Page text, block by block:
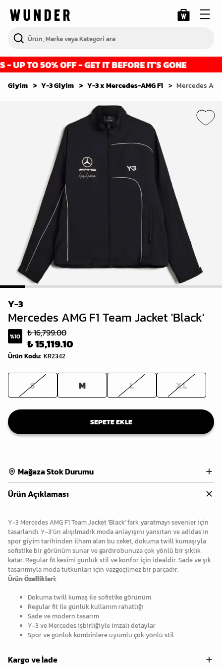
TO 50% OFF - GET IT BEFORE IT'S GONE
Giyim Y-3 Giyim Y-3 x Mercedes-AMG F1 Mercedes
1 2 3 4 5 6 7 8 9
Y-3
Mercedes AMG F1 Team Jacket 'Black'
%10 ₺ 16,799.00
₺ 15,119.10
Ürün Kodu: KR2342
S M L XL
SEPETE EKLE
Mağaza Stok Durumu
Ürün Açıklaması
Y-3 Mercedes AMG F1 Team Jacket 'Black' fark yaratmayı sevenler için
tasarlandı. Y-3’ün alışılmadık moda anlayışını yansıtan ve adidas’ın
spor giyim tarihinden ilham alan bu ceket, dokuma twill kumaşıyla
sofistike bir görünüm sunar ve gardırobunuza çok yönlü bir şıklık
katar. Regular fit kesimi günlük stil ve konfor için idealdir. Sade ve şık
tasarımıyla moda tutkunları için vazgeçilmez bir parçadır.
Ürün Özellikleri:
Dokuma twill kumaş ile sofistike görünüm
Regular fit ile günlük kullanım rahatlığı
Sade ve modern tasarım
Y-3 ve Mercedes işbirliğiyle imzalı detaylar
Spor ve günlük kombinlere uyumlu çok yönlü stil
Kargo ve İade